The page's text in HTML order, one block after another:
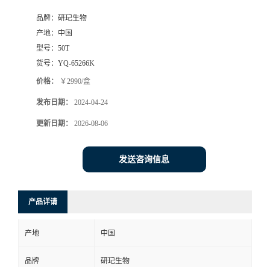
品牌： 研玘生物
产地： 中国
型号： 50T
货号： YQ-65266K
价格： ￥2990/盒
发布日期： 2024-04-24
更新日期： 2026-08-06
发送咨询信息
产品详请
产地 中国
品牌 研玘生物